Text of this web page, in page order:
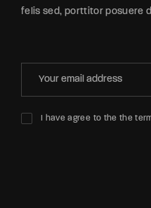
felis sed, porttitor posuere
I have agree to the the